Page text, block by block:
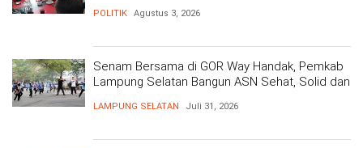
POLITIK Agustus 3, 2026
Senam Bersama di GOR Way Handak, Pemkab
Lampung Selatan Bangun ASN Sehat, Solid dan
LAMPUNG SELATAN Juli 31, 2026